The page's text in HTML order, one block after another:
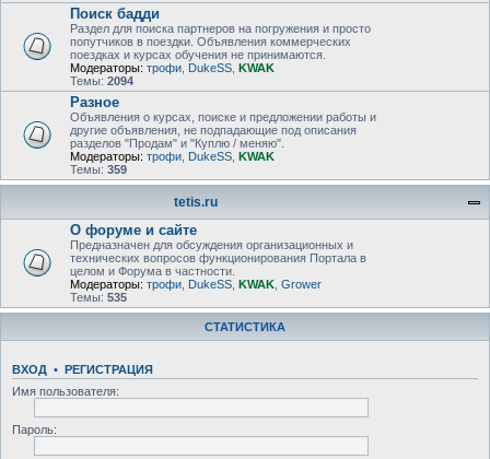
Поиск бадди
Раздел для поиска партнеров на погружения и просто
попутчиков в поездки. Объявления коммерческих
поездках и курсах обучения не принимаются.
Модераторы: трофи DukeSS KWAK
Темы: 2094
Разное
Объявления о курсах, поиске и предложении работы и
другие объявления, не подпадающие под описания
разделов "Продам" и "Куплю / меняю".
Модераторы: трофи DukeSS KWAK
Темы: 359
tetis.ru
О форуме и сайте
Предназначен для обсуждения организационных и
технических вопросов функционирования Портала в
целом и Форума в частности.
Модераторы: трофи DukeSS KWAK Grower
Темы: 535
СТАТИСТИКА
ВХОД • РЕГИСТРАЦИЯ
Имя пользователя:
Пароль: